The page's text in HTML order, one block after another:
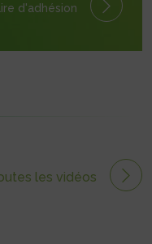
d'adhésion
les vidéos